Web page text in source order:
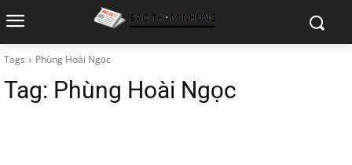
Tags Phùng Hoài Ngọc
Tag: Phùng Hoài Ngọc